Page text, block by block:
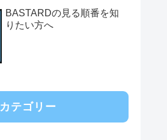
BASTARDの見る順番を知
りたい方へ
カテゴリー